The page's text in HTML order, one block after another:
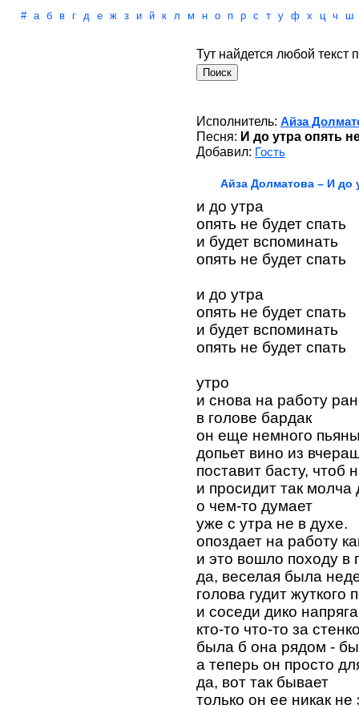
# а б в г д е ж з и й к л м н о п р с т у ф х ц ч ш
Тут найдется любой текст
Исполнитель: Айза
Песня: И до утра опять
Добавил: Гость
Айза Долматова – И до
и до утра
опять не будет спать
и будет вспоминать
опять не будет спать
и до утра
опять не будет спать
и будет вспоминать
опять не будет спать
утро
и снова на работу
в голове бардак
он еще немного
допьет вино из
поставит басту, чтоб
и просидит так молча
о чем-то думает
уже с утра не в духе.
опоздает на работу
и это вошло походу в
да, веселая была
голова гудит жуткого
и соседи дико
кто-то что-то за
была б она рядом -
а теперь он просто
да, вот так бывает
только он ее никак не